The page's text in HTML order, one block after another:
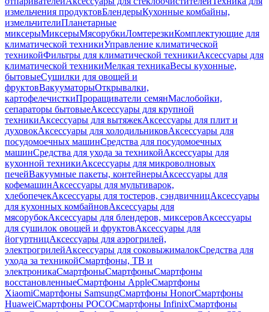
измельчения продуктовБлендерыКухонные комбайны,
измельчителиПланетарные
миксерыМиксерыМясорубкиЛомтерезкиКомплектующие для
климатической техникиУправление климатической
техникойФильтры для климатической техникиАксессуары для
климатической техникиМелкая техникаВесы кухонные,
бытовыеСушилки для овощей и
фруктовВакууматорыОткрывалки,
картофелечисткиПроращиватели семянМаслобойки,
сепараторы бытовыеАксессуары для крупной
техникиАксессуары для вытяжекАксессуары для плит и
духовокАксессуары для холодильниковАксессуары для
посудомоечных машинСредства для посудомоечных
машинСредства для ухода за техникойАксессуары для
кухонной техникиАксессуары для микроволновых
печейВакуумные пакеты, контейнерыАксессуары для
кофемашинАксессуары для мультиварок,
хлебопечекАксессуары для тостеров, сэндвичницАксессуары
для кухонных комбайновАксессуары для
мясорубокАксессуары для блендеров, миксеровАксессуары
для сушилок овощей и фруктовАксессуары для
йогуртницАксессуары для аэрогрилей,
электрогрилейАксессуары для соковыжималокСредства для
ухода за техникойСмартфоны, ТВ и
электроникаСмартфоныСмартфоныСмартфоны
восстановленныеСмартфоны AppleСмартфоны
XiaomiСмартфоны SamsungСмартфоны HonorСмартфоны
HuaweiСмартфоны POCOСмартфоны InfinixСмартфоны